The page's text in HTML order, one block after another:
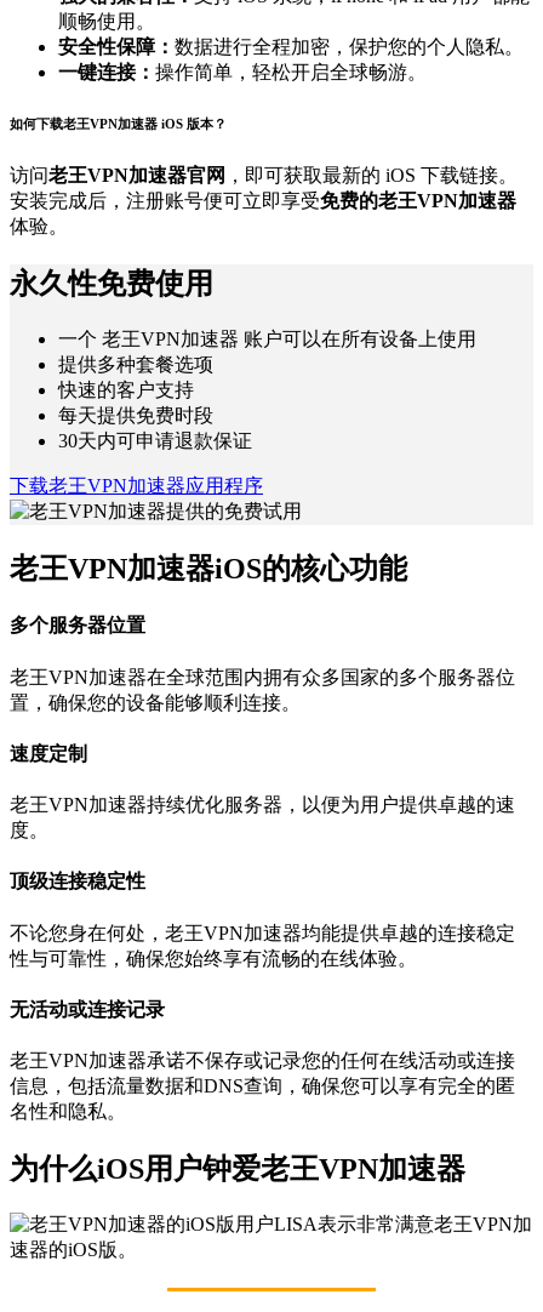
顺畅使用。
安全性保障： 数据进行全程加密，保护您的个人隐私。
一键连接： 操作简单，轻松开启全球畅游。
如何下载老王VPN加速器 iOS 版本？
访问老王VPN加速器官网 ，即可获取最新的 iOS 下载链接。
安装完成后，注册账号便可立即享受免费的老王VPN加速器
体验。
永久性免费使用
一个 老王VPN加速器 账户可以在所有设备上使用
提供多种套餐选项
快速的客户支持
每天提供免费时段
30天内可申请退款保证
下载老王VPN加速器应用程序
老王VPN加速器iOS的核心功能
多个服务器位置
老王VPN加速器在全球范围内拥有众多国家的多个服务器位
置，确保您的设备能够顺利连接。
速度定制
老王VPN加速器持续优化服务器，以便为用户提供卓越的速
度。
顶级连接稳定性
不论您身在何处，老王VPN加速器均能提供卓越的连接稳定
性与可靠性，确保您始终享有流畅的在线体验。
无活动或连接记录
老王VPN加速器承诺不保存或记录您的任何在线活动或连接
信息，包括流量数据和DNS查询，确保您可以享有完全的匿
名性和隐私。
为什么iOS用户钟爱老王VPN加速器